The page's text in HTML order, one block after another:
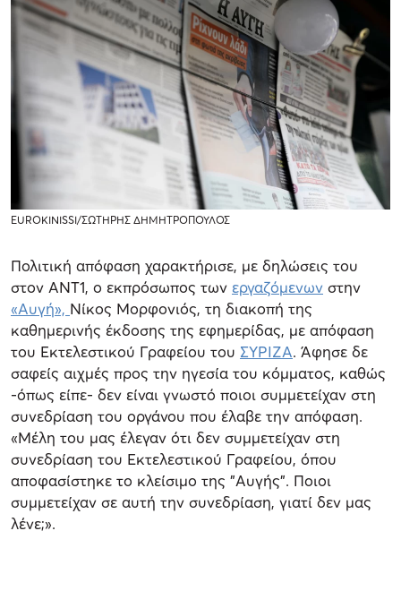
EUROKINISSI/ΣΩΤΗΡΗΣ ΔΗΜΗΤΡΟΠΟΥΛΟΣ
Πολιτική απόφαση χαρακτήρισε, με δηλώσεις του
στον ΑΝΤ1, ο εκπρόσωπος των εργαζόμενων στην
«Αυγή», Νίκος Μορφονιός, τη διακοπή της
καθημερινής έκδοσης της εφημερίδας, με απόφαση
του Εκτελεστικού Γραφείου του ΣΥΡΙΖΑ. Άφησε δε
σαφείς αιχμές προς την ηγεσία του κόμματος, καθώς
-όπως είπε- δεν είναι γνωστό ποιοι συμμετείχαν στη
συνεδρίαση του οργάνου που έλαβε την απόφαση.
«Μέλη του μας έλεγαν ότι δεν συμμετείχαν στη
συνεδρίαση του Εκτελεστικού Γραφείου, όπου
αποφασίστηκε το κλείσιμο της "Αυγής". Ποιοι
συμμετείχαν σε αυτή την συνεδρίαση, γιατί δεν μας
λένε;».